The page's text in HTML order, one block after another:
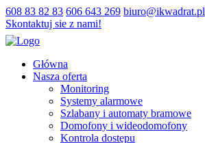
608 83 82 83 606 643 269 biuro@ikwadrat.pl
Skontaktuj sie z nami!
Główna
Nasza oferta
Monitoring
Systemy alarmowe
Szlabany i automaty bramowe
Domofony i wideodomofony
Kontrola dostępu